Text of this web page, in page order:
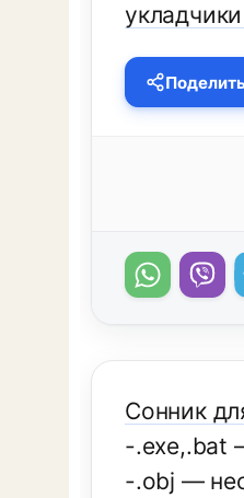
Сонник
-.ехе,.bаt
-.оbj —